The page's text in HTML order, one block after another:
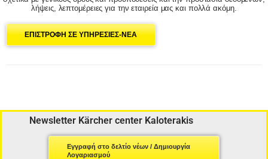
λήψεις, λεπτομέρειες για την εταιρεία μας και πολλά ακόμη.
ΕΠΙΣΤΡΟΦΗ ΣΕ ΥΠΗΡΕΣΙΕΣ-ΝΕΑ
Newsletter Kärcher center Kaloterakis
Εγγραφή στο δελτίο νέων / Δημιουργία
Λογαριασμού